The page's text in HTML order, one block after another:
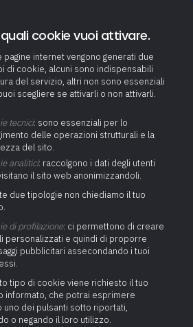
Newsletter
Milleproroghe: Risorse per indennità degli
Milleproroghe:
degli
locali
cookie vuoi attivare.
pagine internet vengono generati due
di cookie, alcuni sono indispensabili
del servizio, altri non sono essenziali
scegliere se attivarli o non attivarli.
tecnici: sono essenziali per lo
delle operazioni strutturali e la
del sito.
analitici: raccolgono i dati degli utenti
il sito web anonimizzandoli.
due tipologie non chiediamo il tuo
di profilazione: ci permettono di creare
personalizzati e quindi di proporre
pubblicitari assecondando i tuoi
tipo di cookie viene richiesto il tuo
informato, che potrai esprimere
uno dei pulsanti sotto riportati,
o negando il loro utilizzo.